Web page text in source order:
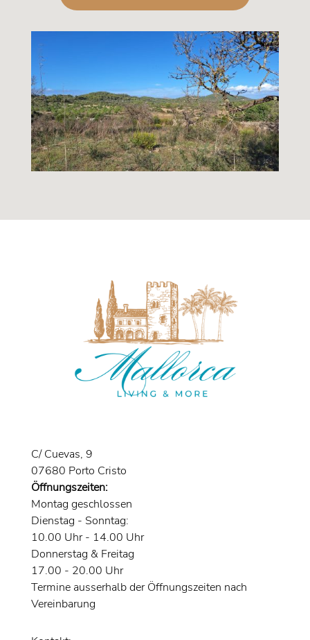
C/ Cuevas, 9
07680 Porto Cristo
Öffnungszeiten:
Montag geschlossen
Dienstag - Sonntag:
10.00 Uhr - 14.00 Uhr
Donnerstag & Freitag
17.00 - 20.00 Uhr
Termine ausserhalb der Öffnungszeiten nach
Vereinbarung